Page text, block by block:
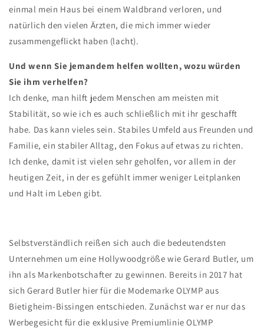
einmal mein Haus bei einem Waldbrand verloren, und
natürlich den vielen Ärzten, die mich immer wieder
zusammengeflickt haben (lacht).
Und wenn Sie jemandem helfen wollten, wozu würden
Sie ihm verhelfen?
Ich denke, man hilft jedem Menschen am meisten mit
Stabilität, so wie ich es auch schließlich mit ihr geschafft
habe. Das kann vieles sein. Stabiles Umfeld aus Freunden und
Familie, ein stabiler Alltag, den Fokus auf etwas zu richten.
Ich denke, damit ist vielen sehr geholfen, vor allem in der
heutigen Zeit, in der es gefühlt immer weniger Leitplanken
und Halt im Leben gibt.
Selbstverständlich reißen sich auch die bedeutendsten
Unternehmen um eine Hollywoodgröße wie Gerard Butler, um
ihn als Markenbotschafter zu gewinnen. Bereits in 2017 hat
sich Gerard Butler hier für die Modemarke OLYMP aus
Bietigheim-Bissingen entschieden. Zunächst war er nur das
Werbegesicht für die exklusive Premiumlinie OLYMP